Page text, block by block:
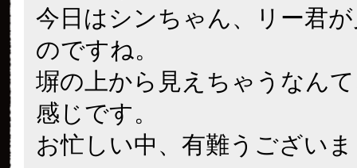
今日はシンちゃん、リー君
のですね。
塀の上から見えちゃうなん
感じです。
お忙しい中、有難うござい